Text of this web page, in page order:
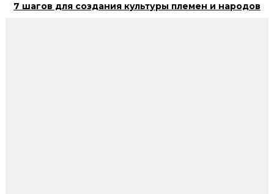
7 шагов для создания культуры племен и народов